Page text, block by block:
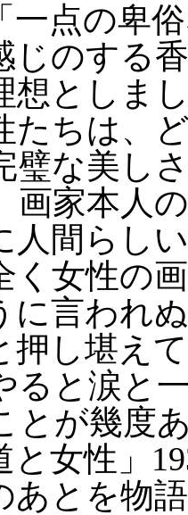
点の卑
じのする
想としま
たちは、
璧な美し
画家本人
人間らし
く女性の
に言われ
押し堪え
ると涙と
とが幾度
と女性」
あとを物